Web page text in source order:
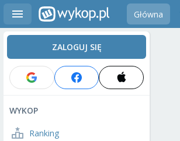
Główna
ZALOGUJ SIĘ
WYKOP
Ranking